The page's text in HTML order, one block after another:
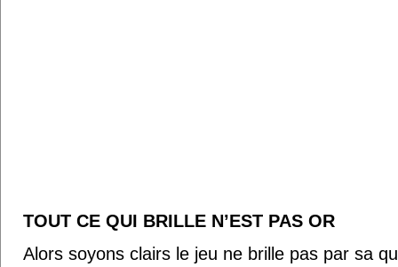
TOUT CE QUI BRILLE N’EST PAS OR
Alors soyons clairs le jeu ne brille pas par sa